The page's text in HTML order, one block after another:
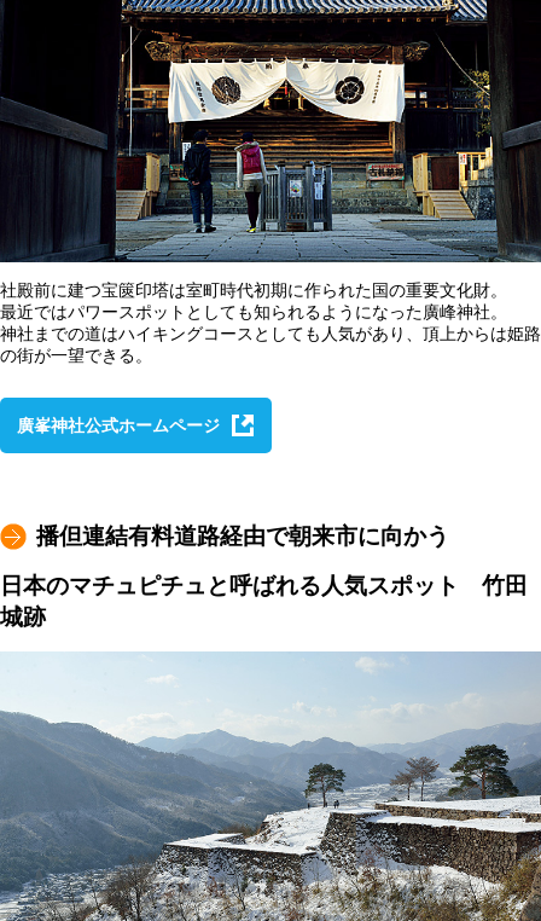
社殿前に建つ宝篋印塔は室町時代初期に作られた国の重要文化財。
最近ではパワースポットとしても知られるようになった廣峰神社。
神社までの道はハイキングコースとしても人気があり、頂上からは姫路
の街が一望できる。
廣峯神社公式ホームページ
播但連結有料道路経由で朝来市に向かう
日本のマチュピチュと呼ばれる人気スポット 竹田
城跡